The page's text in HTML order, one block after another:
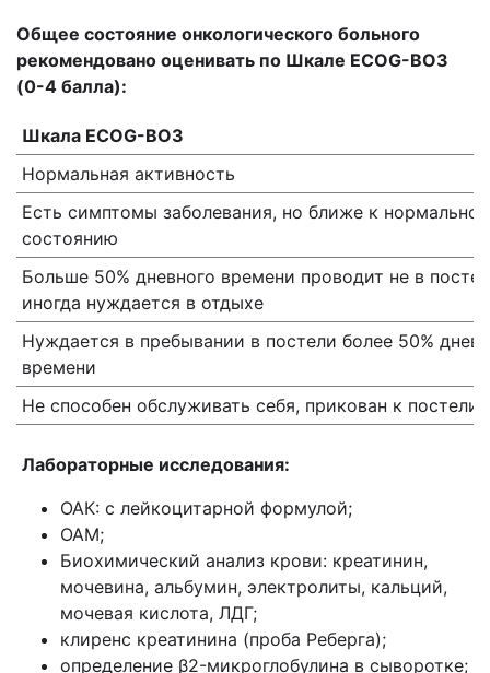
Общее состояние онкологического больного
рекомендовано оценивать по Шкале ECOG-ВОЗ
(0-4 балла):
Шкала ECOG-ВОЗ
Нормальная активность
Есть симптомы заболевания, но ближе к
состоянию
Больше 50% дневного времени проводит не в
иногда нуждается в отдыхе
Нуждается в пребывании в постели более 50%
времени
Не способен обслуживать себя, прикован к постели
Лабораторные исследования:
ОАК: с лейкоцитарной формулой;
ОАМ;
Биохимический анализ крови: креатинин,
мочевина, альбумин, электролиты, кальций,
мочевая кислота, ЛДГ;
клиренс креатинина (проба Реберга);
определение β2-микроглобулина в сыворотке;